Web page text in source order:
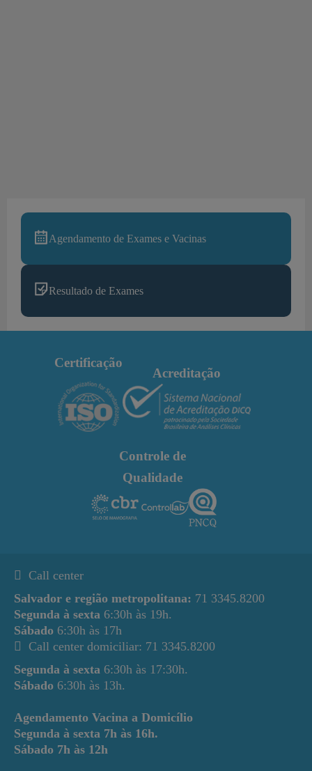
Agendamento de Exames e Vacinas
Resultado de Exames
Certificação
Acreditação
Controle de
Qualidade
Call center
Salvador e região metropolitana: 71 3345.8200
Segunda à sexta 6:30h às 19h.
Sábado 6:30h às 17h
Call center domiciliar: 71 3345.8200
Segunda à sexta 6:30h às 17:30h.
Sábado 6:30h às 13h.
Agendamento Vacina a Domicílio
Segunda à sexta 7h às 16h.
Sábado 7h às 12h